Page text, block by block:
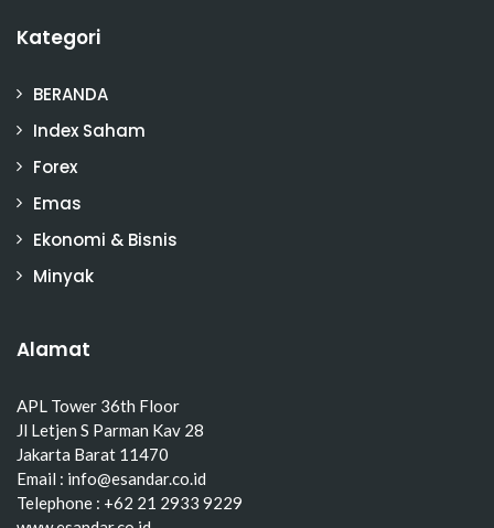
Kategori
BERANDA
Index Saham
Forex
Emas
Ekonomi & Bisnis
Minyak
Alamat
APL Tower 36th Floor
Jl Letjen S Parman Kav 28
Jakarta Barat 11470
Email : info@esandar.co.id
Telephone : +62 21 2933 9229